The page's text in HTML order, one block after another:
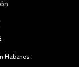
Habanos.